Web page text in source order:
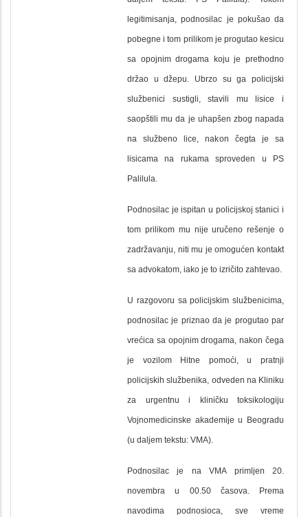
legitimisanja, podnosilac je pokušao da
pobegne i tom prilikom je progutao kesicu
sa opojnim drogama koju je prethodno
držao u džepu. Ubrzo su ga policijski
službenici sustigli, stavili mu lisice i
saopštili mu da je uhapšen zbog napada
na službeno lice, nakon čegta je sa
lisicama na rukama sproveden u PS
Palilula.
Podnosilac je ispitan u policijskoj stanici i
tom prilikom mu nije uručeno rešenje o
zadržavanju, niti mu je omogućen kontakt
sa advokatom, iako je to izričito zahtevao.
U razgovoru sa policijskim službenicima,
podnosilac je priznao da je progutao par
vrećica sa opojnim drogama, nakon čega
je vozilom Hitne pomoći, u pratnji
policijskih službenika, odveden na Kliniku
za urgentnu i kliničku toksikologiju
Vojnomedicinske akademije u Beogradu
(u daljem tekstu: VMA).
Podnosilac je na VMA primljen 20.
novembra u 00.50 časova. Prema
navodima podnosioca, sve vreme